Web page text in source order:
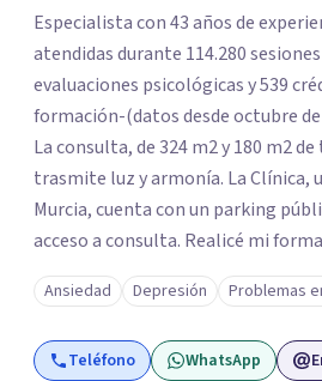
Especialista con 43 años de
atendidas durante 114.280
evaluaciones psicológicas y 539 créditos -5.390
formación-(datos desde octubre de
La consulta, de 324 m2 y 180 m2
trasmite luz y armonía. La Clínica,
Murcia, cuenta con un parking
acceso a consulta. Realicé mi
Centro de Asistencia Psicológica
1984 a 1986. Alta en el Colegio
Madrid, el 31 de octubre de 1985 y,
septiembre de 1986, año que
Ansiedad Depresión Problemas
Teléfono WhatsApp